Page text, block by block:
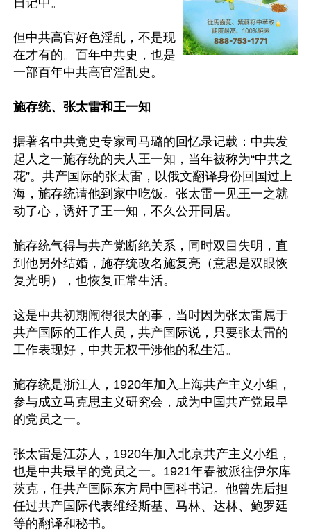
日记中。
但中共高官好色淫乱，不是现
在才有的。百年中共史，也是
一部百年中共高官淫乱史。
施存统、张太雷和王一知
据著名中共党史专家司马璐的回忆录记载：中共发
起人之一施存统的夫人王一知，当年被称为“中共之
花”。共产国际的张太雷，以俄文翻译身份回国过上
海，施存统请他到家中吃饭。张太雷一见王一之就
动了心，诱奸了王一知，不久公开同居。
施存统气得与共产党断绝关系，同时双目失明，直
到他另外结婚，施存统改名施复亮（意思是双眼恢
复光明），也恢复正常生活。
这是中共初期闹得很大的事，当时因为张太雷属于
共产国际的工作人员，共产国际说，只要张太雷的
工作表现好，中共无权干涉他的私生活。
施存统是浙江人，1920年加入上海共产主义小组，
参与成立马克思主义研究会，成为中国共产党最早
的党员之一。
张太雷是江苏人，1920年加入北京共产主义小组，
也是中共最早的党员之一。1921年春被派往伊尔库
茨克，任共产国际东方局中国科书记。他曾先后担
任过共产国际代表维经斯基、马林、达林、鲍罗廷
等的翻译和秘书。